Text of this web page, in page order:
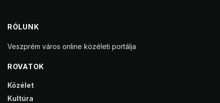
RÓLUNK
Veszprém város online közéleti portálja
ROVATOK
Közélet
Kultúra